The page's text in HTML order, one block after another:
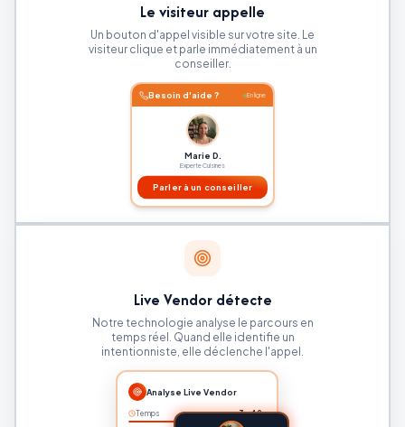
Le visiteur appelle
Un bouton d'appel visible sur votre site. Le
visiteur clique et parle immédiatement à un
conseiller.
Besoin d'aide ? En ligne
Marie D.
Experte Cuisines
Parler à un conseiller
Live Vendor détecte
Notre technologie analyse le parcours en
temps réel. Quand elle identifie un
intentionniste, elle déclenche l'appel.
Analyse Live Vendor
Temps 3m42s